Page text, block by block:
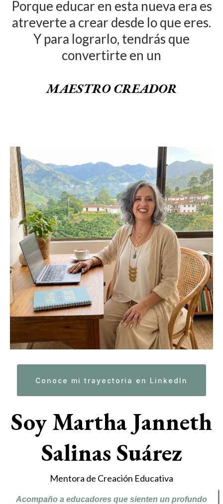
Porque educar en esta nueva era es
atreverte a crear desde lo que eres.
Y para lograrlo, tendrás que
convertirte en un
MAESTRO CREADOR
Conoce mi trayectoria en LinkedIn
Soy Martha Janneth
Salinas Suárez
Mentora de Creación Educativa
Acompaño a educadores que sienten un profundo